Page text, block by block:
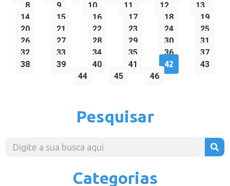
8
9 10 11 12
13
14
15 16 17 18
19
20
21 22 23 24
25
26
27 28 29 30
31
32
33 34 35 36
37
38
39 40 41 42
43
44
45 46
Pesquisar
Categorias